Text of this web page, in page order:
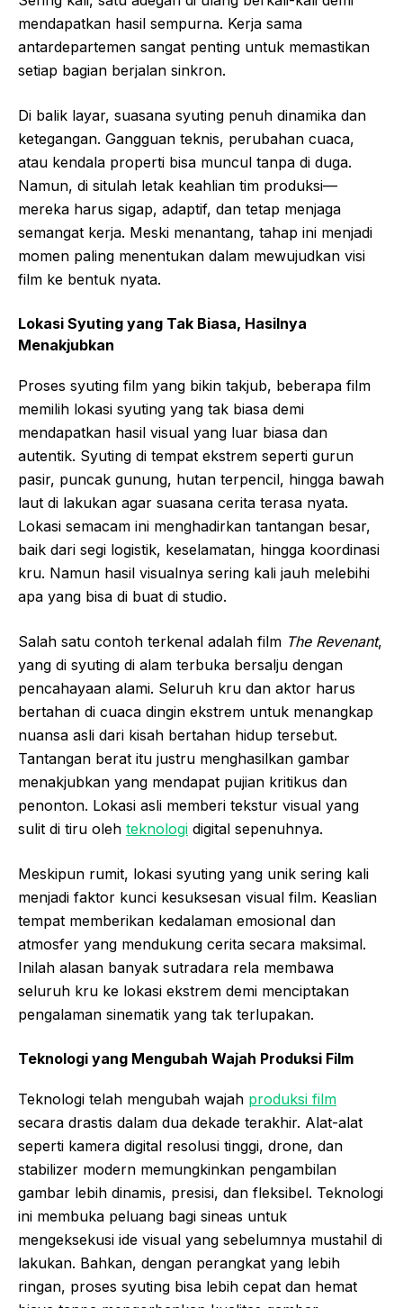
mendapatkan hasil sempurna. Kerja sama
antardepartemen sangat penting untuk memastikan
setiap bagian berjalan sinkron.
Di balik layar, suasana syuting penuh dinamika dan
ketegangan. Gangguan teknis, perubahan cuaca,
atau kendala properti bisa muncul tanpa di duga.
Namun, di situlah letak keahlian tim produksi—
mereka harus sigap, adaptif, dan tetap menjaga
semangat kerja. Meski menantang, tahap ini menjadi
momen paling menentukan dalam mewujudkan visi
film ke bentuk nyata.
Lokasi Syuting yang Tak Biasa, Hasilnya
Menakjubkan
Proses syuting film yang bikin takjub, beberapa film
memilih lokasi syuting yang tak biasa demi
mendapatkan hasil visual yang luar biasa dan
autentik. Syuting di tempat ekstrem seperti gurun
pasir, puncak gunung, hutan terpencil, hingga bawah
laut di lakukan agar suasana cerita terasa nyata.
Lokasi semacam ini menghadirkan tantangan besar,
baik dari segi logistik, keselamatan, hingga koordinasi
kru. Namun hasil visualnya sering kali jauh melebihi
apa yang bisa di buat di studio.
Salah satu contoh terkenal adalah film The Revenant,
yang di syuting di alam terbuka bersalju dengan
pencahayaan alami. Seluruh kru dan aktor harus
bertahan di cuaca dingin ekstrem untuk menangkap
nuansa asli dari kisah bertahan hidup tersebut.
Tantangan berat itu justru menghasilkan gambar
menakjubkan yang mendapat pujian kritikus dan
penonton. Lokasi asli memberi tekstur visual yang
sulit di tiru oleh teknologi digital sepenuhnya.
Meskipun rumit, lokasi syuting yang unik sering kali
menjadi faktor kunci kesuksesan visual film. Keaslian
tempat memberikan kedalaman emosional dan
atmosfer yang mendukung cerita secara maksimal.
Inilah alasan banyak sutradara rela membawa
seluruh kru ke lokasi ekstrem demi menciptakan
pengalaman sinematik yang tak terlupakan.
Teknologi yang Mengubah Wajah Produksi Film
Teknologi telah mengubah wajah produksi film
secara drastis dalam dua dekade terakhir. Alat-alat
seperti kamera digital resolusi tinggi, drone, dan
stabilizer modern memungkinkan pengambilan
gambar lebih dinamis, presisi, dan fleksibel. Teknologi
ini membuka peluang bagi sineas untuk
mengeksekusi ide visual yang sebelumnya mustahil di
lakukan. Bahkan, dengan perangkat yang lebih
ringan, proses syuting bisa lebih cepat dan hemat